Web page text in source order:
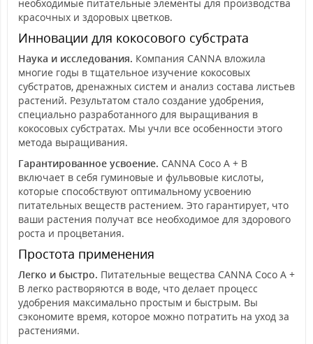
необходимые питательные элементы для производства
красочных и здоровых цветков.
Инновации для кокосового субстрата
Наука и исследования. Компания CANNA вложила
многие годы в тщательное изучение кокосовых
субстратов, дренажных систем и анализ состава листьев
растений. Результатом стало создание удобрения,
специально разработанного для выращивания в
кокосовых субстратах. Мы учли все особенности этого
метода выращивания.
Гарантированное усвоение. CANNA Coco A + B
включает в себя гуминовые и фульвовые кислоты,
которые способствуют оптимальному усвоению
питательных веществ растением. Это гарантирует, что
ваши растения получат все необходимое для здорового
роста и процветания.
Простота применения
Легко и быстро. Питательные вещества CANNA Coco A +
B легко растворяются в воде, что делает процесс
удобрения максимально простым и быстрым. Вы
сэкономите время, которое можно потратить на уход за
растениями.